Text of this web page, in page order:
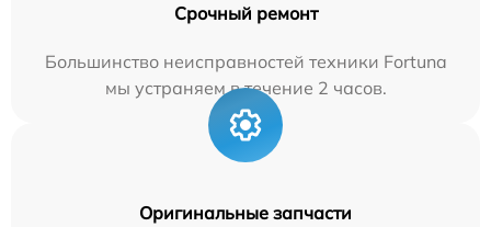
Срочный ремонт
Большинство неисправностей техники Fortuna
мы устраняем в течение 2 часов.
Оригинальные запчасти